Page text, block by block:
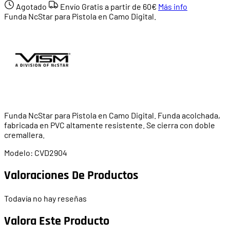
Agotado
Envío Gratis a partir de 60€ Más info
Funda NcStar para Pistola en Camo Digital.
Funda NcStar para Pistola en Camo Digital. Funda acolchada,
fabricada en PVC altamente resistente. Se cierra con doble
cremallera.
Modelo: CVD2904
Valoraciones De Productos
Todavía no hay reseñas
Valora Este Producto